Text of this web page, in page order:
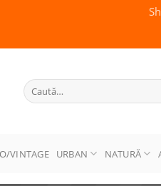
Caută
după:
VINTAGE URBAN NATURĂ